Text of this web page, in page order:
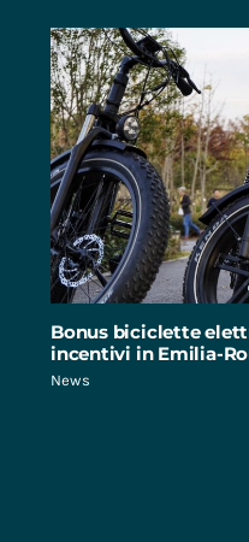
Bonus biciclette
incentivi in Emilia-
News